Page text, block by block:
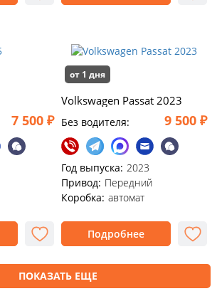
7 500 ₽
от 1 дня
Volkswagen Passat 2023
Без водителя: 9 500 ₽
Год выпуска: 2023
Привод: Передний
Коробка: автомат
Подробнее
ПОКАЗАТЬ ЕЩЕ